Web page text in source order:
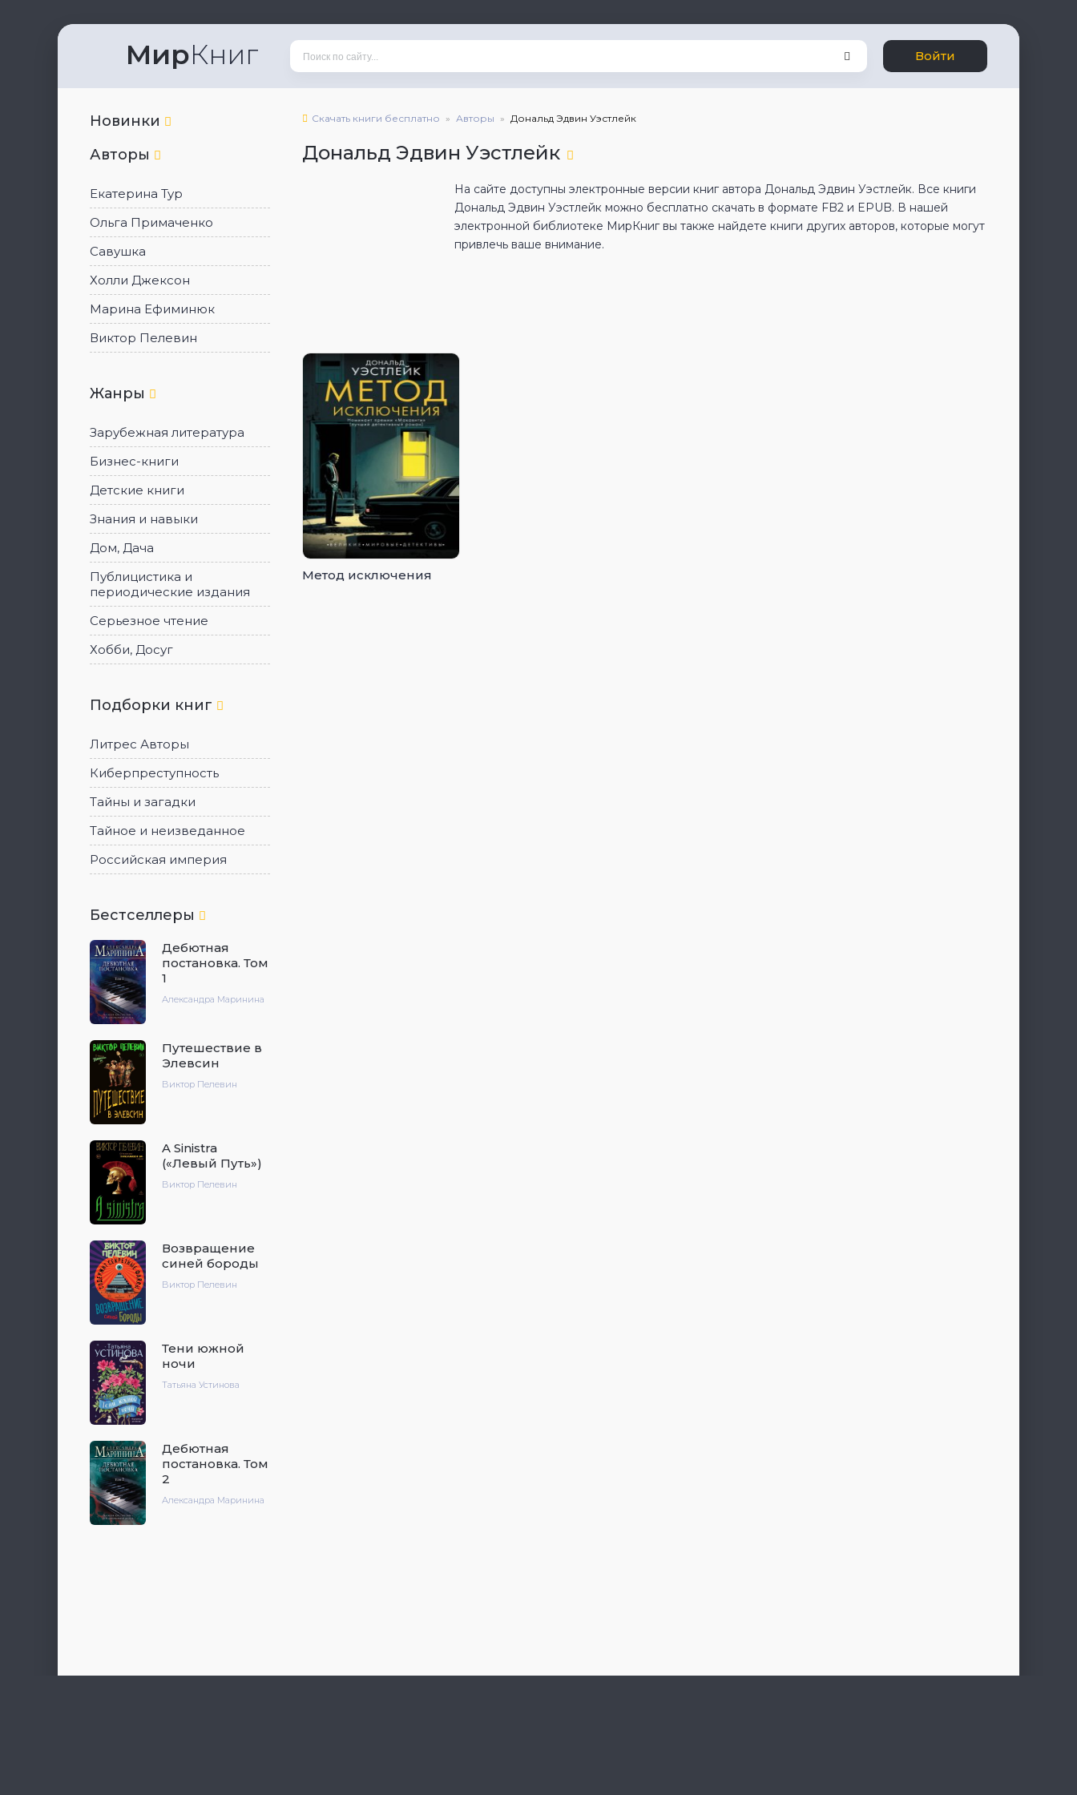
МирКниг Войти
Новинки
Авторы
Екатерина Тур
Ольга Примаченко
Савушка
Холли Джексон
Марина Ефиминюк
Виктор Пелевин
Жанры
Зарубежная литература
Бизнес-книги
Детские книги
Знания и навыки
Дом, Дача
Публицистика и
периодические издания
Серьезное чтение
Хобби, Досуг
Подборки книг
Литрес Авторы
Киберпреступность
Тайны и загадки
Тайное и неизведанное
Российская империя
Бестселлеры
Дебютная
постановка. Том
1
Александра Маринина
Путешествие в
Элевсин
Виктор Пелевин
A Sinistra
(«Левый Путь»)
Виктор Пелевин
Возвращение
синей бороды
Виктор Пелевин
Тени южной
ночи
Татьяна Устинова
Дебютная
постановка. Том
2
Александра Маринина
Скачать книги бесплатно Авторы Дональд Эдвин Уэстлейк
Дональд Эдвин Уэстлейк
На сайте доступны электронные версии книг автора Дональд Эдвин Уэстлейк. Все книги
Дональд Эдвин Уэстлейк можно бесплатно скачать в формате FB2 и EPUB. В нашей
электронной библиотеке МирКниг вы также найдете книги других авторов, которые могут
привлечь ваше внимание.
Метод исключения